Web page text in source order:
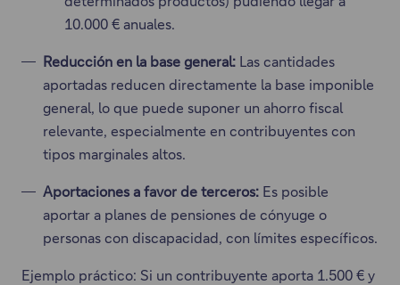
10.000 € anuales.
Reducción en la base general: Las cantidades
aportadas reducen directamente la base imponible
general, lo que puede suponer un ahorro fiscal
relevante, especialmente en contribuyentes con
tipos marginales altos.
Aportaciones a favor de terceros: Es posible
aportar a planes de pensiones de cónyuge o
personas con discapacidad, con límites específicos.
Ejemplo práctico: Si un contribuyente aporta 1.500 € y